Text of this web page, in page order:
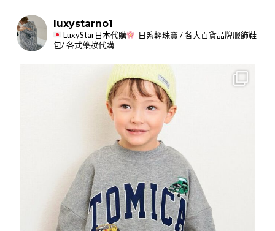
luxystarno1
LuxyStar日本代購
日系輕珠寶 / 各大百貨品牌服飾鞋
包/ 各式藥妝代購